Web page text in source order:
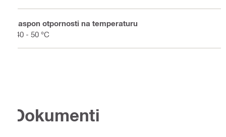
Raspon otpornosti na temperaturu
-40 - 50 °C
Dokumenti